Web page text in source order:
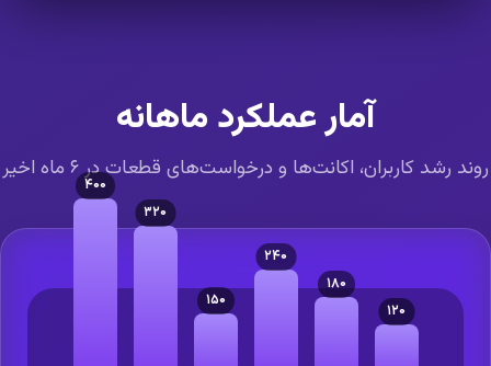
آمار عملکرد ماهانه
رشد کاربران، اکانت‌ها و درخواست‌های قطعات در ۶ ماه اخیر
۱۲۰
۱۸۰
۲۴۰
۱۵۰
۳۲۰
۴۰۰